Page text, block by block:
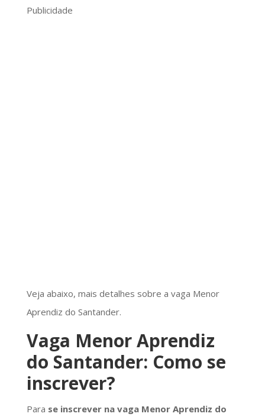
Publicidade
Veja abaixo, mais detalhes sobre a vaga Menor
Aprendiz do Santander.
Vaga Menor Aprendiz
do Santander: Como se
inscrever?
Para se inscrever na vaga Menor Aprendiz do